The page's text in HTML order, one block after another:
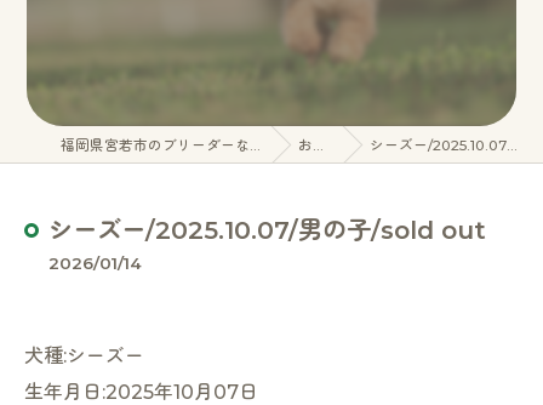
福岡県宮若市のブリーダーならドッグハウスRASA お知らせ シーズー/2025.10.07/男の子/sold out
シーズー/2025.10.07/男の子/sold out
2026/01/14
犬種:シーズー
生年月日:2025年10月07日